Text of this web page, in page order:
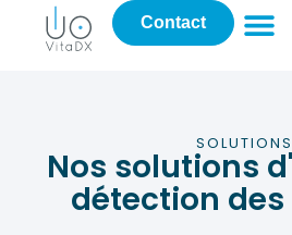
Contact
SOLUTIONS
Nos solutions
détection